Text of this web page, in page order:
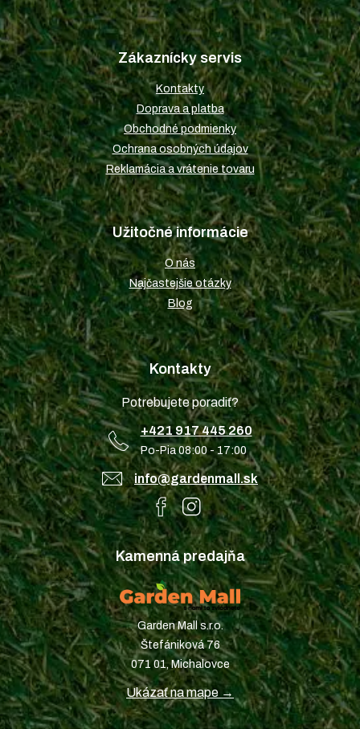
á
d
a
c
i
e
p
r
v
k
y
v
ý
p
i
s
u
Z
á
p
ä
t
i
e
Zákaznícky servis
Kontakty
Doprava a platba
Obchodné podmienky
Ochrana osobných údajov
Reklamácia a vrátenie tovaru
Užitočné informácie
O nás
Najčastejšie otázky
Blog
Kontakty
Potrebujete poradiť?
+421 917 445 260
Po-Pia 08:00 - 17:00
info@gardenmall.sk
Kamenná predajňa
Garden Mall s.r.o.
Štefániková 76
071 01, Michalovce
Ukázať na mape →